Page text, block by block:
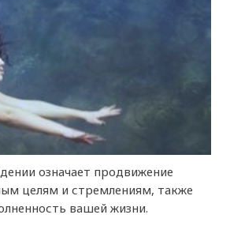
означает продвижение
целям и стремлениям, также
вашей жизни.